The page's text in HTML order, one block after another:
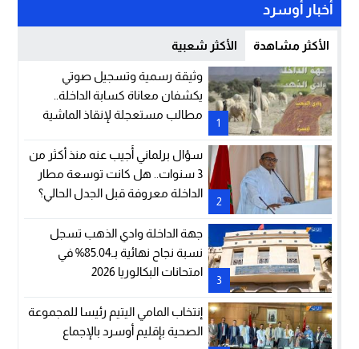
أخبار أوسرد
الأكثر مشاهدة الأكثر شعبية
1
وثيقة رسمية وتسجيل صوتي
يكشفان معاناة كسابة الداخلة..
مطالب مستعجلة لإنقاذ الماشية
2
سؤال برلماني أُجيب عنه منذ أكثر من
3 سنوات.. هل كانت توسعة مطار
الداخلة معروفة قبل الجدل الحالي؟
3
جهة الداخلة وادي الذهب تسجل
نسبة نجاح نهائية بـ85.04% في
امتحانات البكالوريا 2026
إنتخاب المامي اليتيم رئيسا للمجموعة
الصحية بإقليم أوسرد بالإجماع